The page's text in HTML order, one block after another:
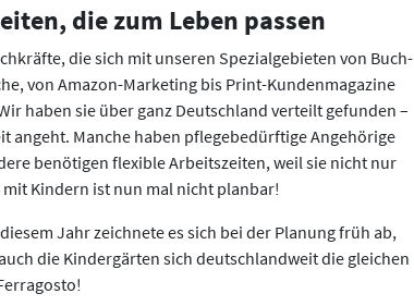
die zum Leben passen
die sich mit unseren Spezialgebieten von Buch-
von Amazon-Marketing bis Print-Kundenmagazine
haben sie über ganz Deutschland verteilt gefunden –
angeht. Manche haben pflegebedürftige Angehörige
benötigen flexible Arbeitszeiten, weil sie nicht nur
Kindern ist nun mal nicht planbar!
Jahr zeichnete es sich bei der Planung früh ab,
die Kindergärten sich deutschlandweit die gleichen